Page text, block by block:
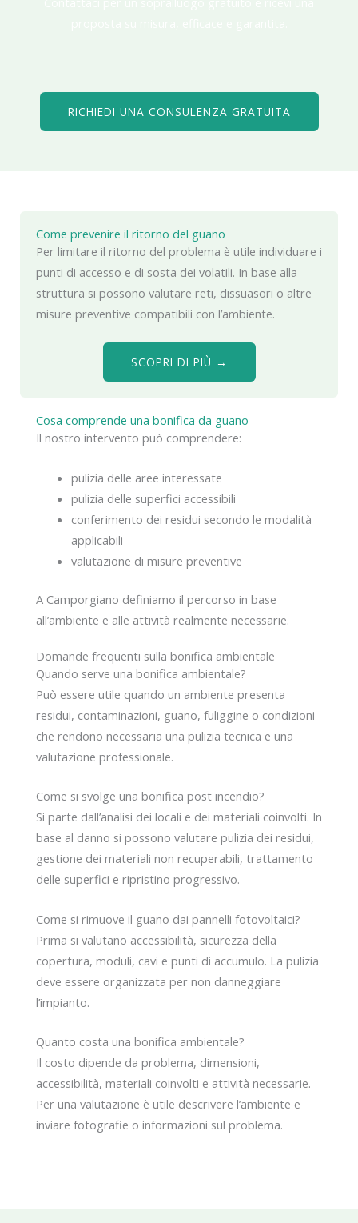
RICHIEDI UNA CONSULENZA GRATUITA
Cosa comprende una bonifica da guano
Il nostro intervento può comprendere:
pulizia delle aree interessate
pulizia delle superfici accessibili
conferimento dei residui secondo le modalità
applicabili
valutazione di misure preventive
A Camporgiano definiamo il percorso in base
all’ambiente e alle attività realmente necessarie.
Domande frequenti sulla bonifica ambientale
Quando serve una bonifica ambientale?
Può essere utile quando un ambiente presenta
residui, contaminazioni, guano, fuliggine o condizioni
che rendono necessaria una pulizia tecnica e una
valutazione professionale.
Come si svolge una bonifica post incendio?
Si parte dall’analisi dei locali e dei materiali coinvolti. In
base al danno si possono valutare pulizia dei residui,
gestione dei materiali non recuperabili, trattamento
delle superfici e ripristino progressivo.
Come si rimuove il guano dai pannelli fotovoltaici?
Prima si valutano accessibilità, sicurezza della
copertura, moduli, cavi e punti di accumulo. La pulizia
deve essere organizzata per non danneggiare
l’impianto.
Quanto costa una bonifica ambientale?
Il costo dipende da problema, dimensioni,
accessibilità, materiali coinvolti e attività necessarie.
Per una valutazione è utile descrivere l’ambiente e
inviare fotografie o informazioni sul problema.
Come prevenire il ritorno del guano
Per limitare il ritorno del problema è utile individuare i
punti di accesso e di sosta dei volatili. In base alla
struttura si possono valutare reti, dissuasori o altre
misure preventive compatibili con l’ambiente.
SCOPRI DI PIÙ →